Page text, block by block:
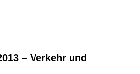
– Verkehr und